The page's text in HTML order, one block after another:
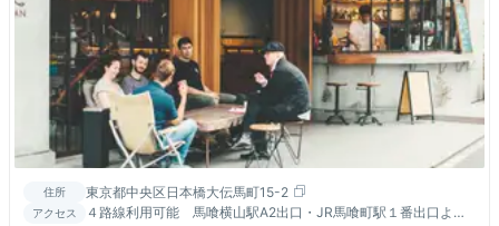
住所 東京都中央区日本橋大伝馬町15-2
アクセス
４路線利用可能 馬喰横山駅A2出口・JR馬喰町駅１番出口より